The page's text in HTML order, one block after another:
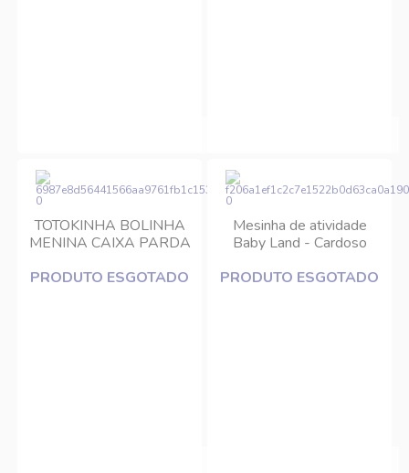
TOTOKINHA BOLINHA
MENINA CAIXA PARDA
PRODUTO ESGOTADO
Mesinha de atividade
Baby Land - Cardoso
PRODUTO ESGOTADO